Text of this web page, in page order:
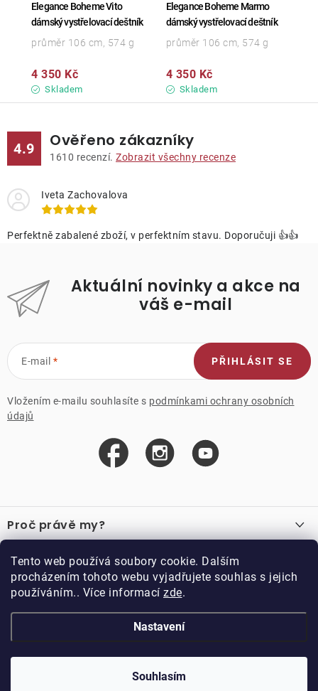
Tento web používá soubory cookie. Dalším
procházením tohoto webu vyjadřujete souhlas s jejich
používáním.. Více informací zde.
Nastavení
Souhlasím
Elegance Boheme Vito
dámský vystřelovací deštník
Skladem
4 350 Kč
průměr 106 cm, 574 g
Elegance Boheme Marmo
dámský vystřelovací deštník
Skladem
4 350 Kč
průměr 106 cm, 574 g
4.9 Ověřeno zákazníky
1610 recenzí. Zobrazit všechny recenze
Iveta Zachovalova
Perfektně zabalené zboží, v perfektním stavu. Doporučuji 👍👍
Aktuální novinky a akce na
váš e-mail
E-mail
Vložením e-mailu souhlasíte s podmínkami ochrany osobních
údajů
PŘIHLÁSIT SE
á
p
a
Proč právě my?
Recenze
Důležité odkazy
Velkoobchod
Vzorková prodejna
Kariéra
Blog
O nákupu
Obchodní podmínky
Podmínky věrnostního programu
Doppler CZ spol. s.r.o.,
DOPPLER CZ spol. s r.o.. Všechna práva vyhrazena.